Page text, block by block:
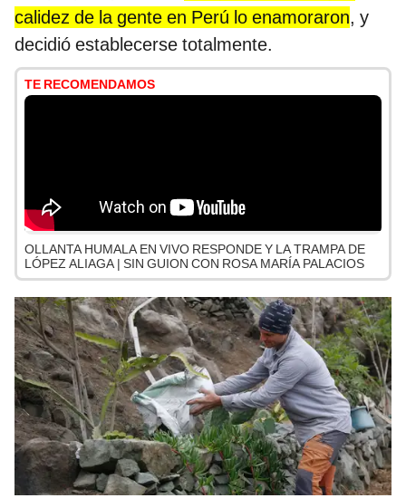
calidez de la gente en Perú lo enamoraron, y
decidió establecerse totalmente.
TE RECOMENDAMOS
OLLANTA HUMALA EN VIVO RESPONDE Y LA TRAMPA DE
LÓPEZ ALIAGA | SIN GUION CON ROSA MARÍA PALACIOS